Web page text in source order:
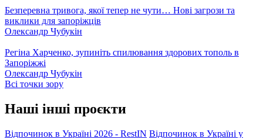
Безперевна тривога, якої тепер не чути… Нові загрози та
виклики для запоріжців
Олександр Чубукін
Регіна Харченко, зупиніть спилювання здорових тополь в
Запоріжжі
Олександр Чубукін
Всі точки зору
Наші інші проєкти
Відпочинок в Україні 2026 - RestIN Відпочинок в Україні у